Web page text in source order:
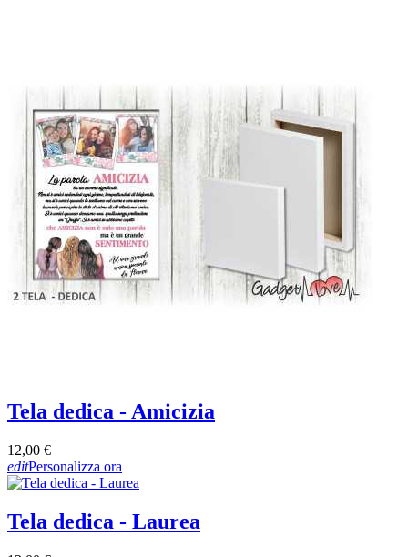
Tela dedica - Amicizia
12,00 €
editPersonalizza ora
Tela dedica - Laurea